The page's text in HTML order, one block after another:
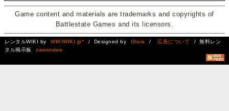
Game content and materials are trademarks and copyrights of
Battlestate Games and its licensors.
レンタルWIKI by WIKIWIKI.jp* / Designed by Olivia / 広告について
/ 無料レン
タル掲示板
zawazawa